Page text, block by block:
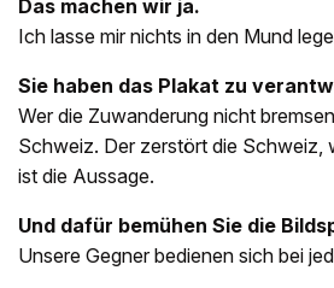
Das machen wir ja.
Ich lasse mir nichts in den Mund
Sie haben das Plakat zu
Wer die Zuwanderung nicht
Schweiz. Der zerstört die Schweiz,
ist die Aussage.
Und dafür bemühen Sie die
Unsere Gegner bedienen sich bei